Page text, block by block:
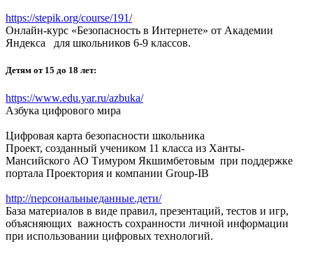
https://stepik.org/course/191/
Онлайн-курс «Безопасность в Интернете» от Академии
Яндекса для школьников 6-9 классов.
Детям от 15 до 18 лет:
https://www.edu.yar.ru/azbuka/
Азбука цифрового мира
Цифровая карта безопасности школьника
Проект, созданный учеником 11 класса из Ханты-
Мансийского АО Тимуром Якшимбетовым при поддержке
портала Проектория и компании Group-IB
http://персональныеданные.дети/
База материалов в виде правил, презентаций, тестов и игр,
объясняющих важность сохранности личной информации
при использовании цифровых технологий.